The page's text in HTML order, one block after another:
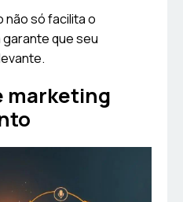
não só facilita o
que seu
marketing